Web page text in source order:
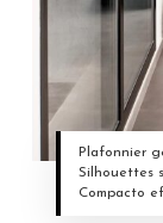
Plafonnier
Silhouettes
Compacto